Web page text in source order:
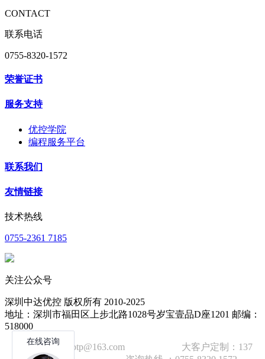
CONTACT
联系电话
0755-8320-1572
荣誉证书
服务支持
优控学院
编程服务平台
联系我们
友情链接
技术热线
0755-2361 7185
关注公众号
深圳中达优控 版权所有 2010-2025
地址：深圳市福田区上步北路1028号岁宝壹品D座1201 邮编：
518000
技术邮箱：wzbtp@163.com 大客户定制：137